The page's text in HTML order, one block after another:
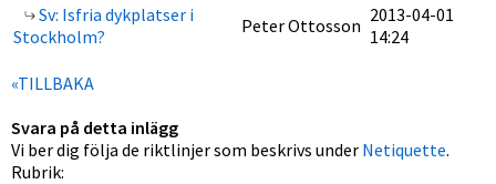
Sv: Isfria dykplatser i
Stockholm?
Peter Ottosson 2013-04-01
14:24
«TILLBAKA
Svara på detta inlägg
Vi ber dig följa de riktlinjer som beskrivs under Netiquette.
Rubrik: